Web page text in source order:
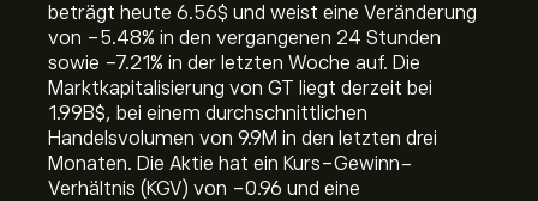
beträgt heute 6.56‎$‎ und weist eine Veränderung
von ‎-5.48‎% in den vergangenen 24 Stunden
sowie ‎-7.21‎% in der letzten Woche auf. Die
Marktkapitalisierung von GT liegt derzeit bei
1.99B‎$‎, bei einem durchschnittlichen
Handelsvolumen von 9.9M in den letzten drei
Monaten. Die Aktie hat ein Kurs-Gewinn-
Verhältnis (KGV) von -0.96 und eine